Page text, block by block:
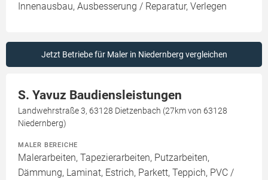
Innenausbau, Ausbesserung / Reparatur, Verlegen
Jetzt Betriebe für Maler in Niedernberg vergleichen
S. Yavuz Baudiensleistungen
Landwehrstraße 3, 63128 Dietzenbach (27km von 63128
Niedernberg)
MALER BEREICHE
Malerarbeiten, Tapezierarbeiten, Putzarbeiten,
Dämmung, Laminat, Estrich, Parkett, Teppich, PVC /